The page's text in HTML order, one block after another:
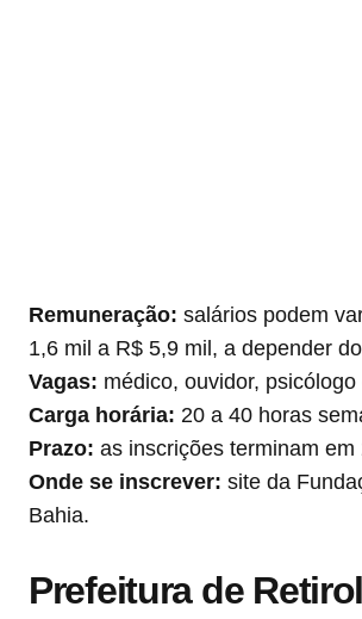
Remuneração: salários podem
1,6 mil a R$ 5,9 mil, a depender
Vagas: médico, ouvidor, psicólogo
Carga horária: 20 a 40 horas
Prazo: as inscrições terminam em
Onde se inscrever: site da
Bahia.
Prefeitura de